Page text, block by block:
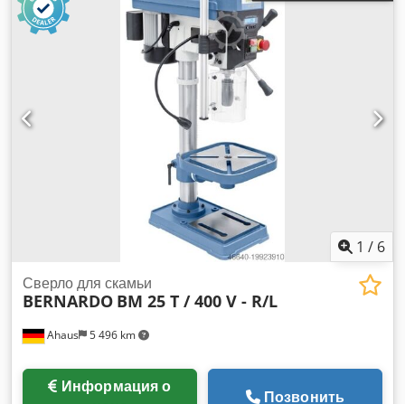
1 / 6
Ahaus 5 496 km
Сверло для скамьи
BERNARDO BM 25 T / 400 V - R/L
Позвонить